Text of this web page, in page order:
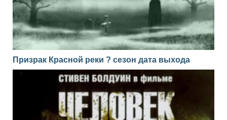
Призрак Красной реки ? сезон дата выхода